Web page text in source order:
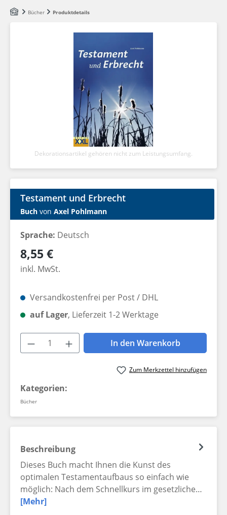
Zum Hauptinhalt springen
Bücher Produktdetails
Dekorationsartikel gehören nicht zum Leistungsumfang.
Testament und Erbrecht
Buch von Axel Pohlmann
Sprache: Deutsch
Regulärer Preis:
8,55 €
inkl. MwSt.
Versandkostenfrei per Post / DHL
auf Lager, Lieferzeit 1-2 Werktage
Produkt Anzahl: Gib den
In den Warenkorb
Zum Merkzettel hinzufügen
Kategorien:
Bücher
Beschreibung
Dieses Buch macht Ihnen die Kunst des
optimalen Testamentaufbaus so einfach wie
möglich: Nach dem Schnellkurs im gesetzliche…
[Mehr]